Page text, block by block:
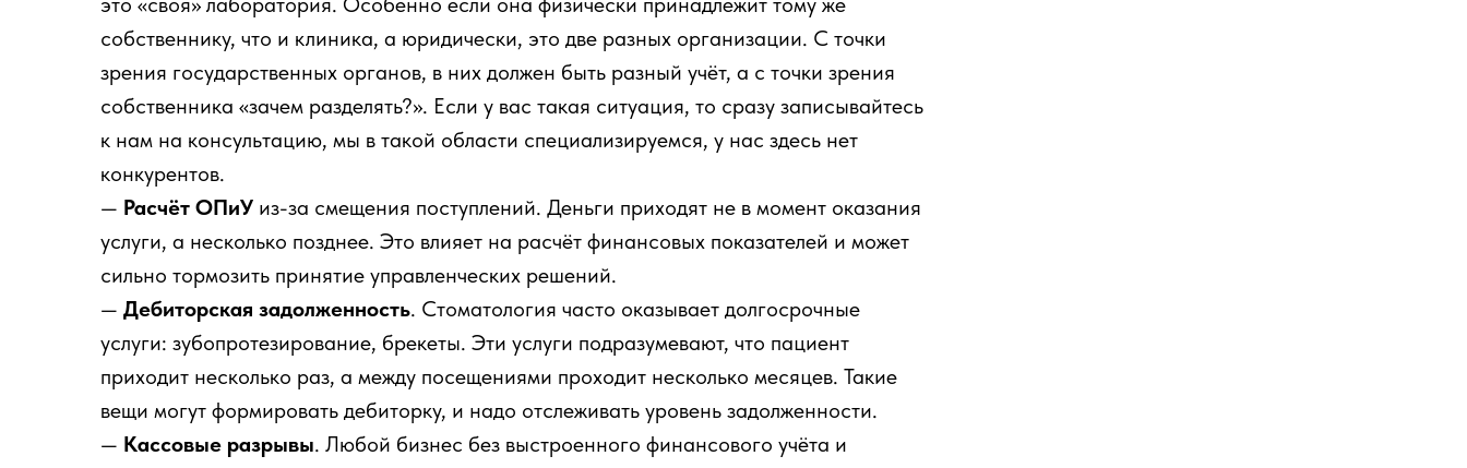
собственнику, что и клиника, а юридически, это две разных организации. С точки
зрения государственных органов, в них должен быть разный учёт, а с точки зрения
собственника «зачем разделять?». Если у вас такая ситуация, то сразу записывайтесь
к нам на консультацию, мы в такой области специализируемся, у нас здесь нет
конкурентов.
— Расчёт ОПиУ из-за смещения поступлений. Деньги приходят не в момент оказания
услуги, а несколько позднее. Это влияет на расчёт финансовых показателей и может
сильно тормозить принятие управленческих решений.
— Дебиторская задолженность. Стоматология часто оказывает долгосрочные
услуги: зубопротезирование, брекеты. Эти услуги подразумевают, что пациент
приходит несколько раз, а между посещениями проходит несколько месяцев. Такие
вещи могут формировать дебиторку, и надо отслеживать уровень задолженности.
— Кассовые разрывы. Любой бизнес без выстроенного финансового учёта и